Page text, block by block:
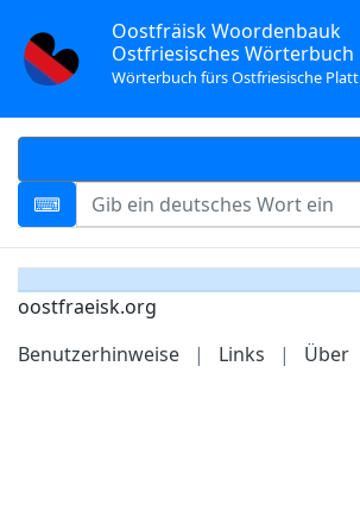
Oostfräisk Woordenbauk
Ostfriesisches Wörterbuch
Wörterbuch fürs Ostfriesische Platt
oostfraeisk.org
Benutzerhinweise
| Links | Über